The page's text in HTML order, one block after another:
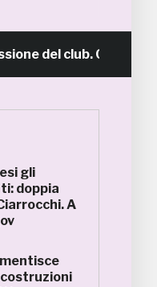
COMUNICATO
gli
doppia
A